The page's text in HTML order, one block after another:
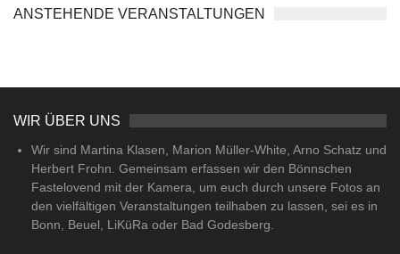
ANSTEHENDE VERANSTALTUNGEN
WIR ÜBER UNS
Wir sind Martina Klasen, Marion Müller-White, Arno Schatz und
Herbert Frohn. Gemeinsam erfassen wir den Bönnschen
Fastelovend mit der Kamera, um euch durch unsere Fotos an
den vielfältigen Veranstaltungen teilhaben zu lassen, sei es in
Bonn, Beuel, LiKüRa oder Bad Godesberg.